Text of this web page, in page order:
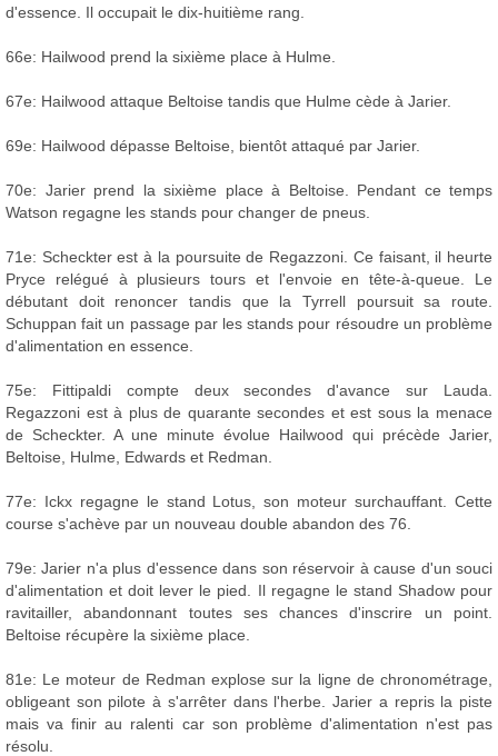
d'essence. Il occupait le dix-huitième rang.
66e: Hailwood prend la sixième place à Hulme.
67e: Hailwood attaque Beltoise tandis que Hulme cède à Jarier.
69e: Hailwood dépasse Beltoise, bientôt attaqué par Jarier.
70e: Jarier prend la sixième place à Beltoise. Pendant ce temps
Watson regagne les stands pour changer de pneus.
71e: Scheckter est à la poursuite de Regazzoni. Ce faisant, il heurte
Pryce relégué à plusieurs tours et l'envoie en tête-à-queue. Le
débutant doit renoncer tandis que la Tyrrell poursuit sa route.
Schuppan fait un passage par les stands pour résoudre un problème
d'alimentation en essence.
75e: Fittipaldi compte deux secondes d'avance sur Lauda.
Regazzoni est à plus de quarante secondes et est sous la menace
de Scheckter. A une minute évolue Hailwood qui précède Jarier,
Beltoise, Hulme, Edwards et Redman.
77e: Ickx regagne le stand Lotus, son moteur surchauffant. Cette
course s'achève par un nouveau double abandon des 76.
79e: Jarier n'a plus d'essence dans son réservoir à cause d'un souci
d'alimentation et doit lever le pied. Il regagne le stand Shadow pour
ravitailler, abandonnant toutes ses chances d'inscrire un point.
Beltoise récupère la sixième place.
81e: Le moteur de Redman explose sur la ligne de chronométrage,
obligeant son pilote à s'arrêter dans l'herbe. Jarier a repris la piste
mais va finir au ralenti car son problème d'alimentation n'est pas
résolu.